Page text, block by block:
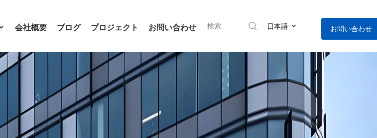
会社概要 ブログ プロジェクト お問い合わせ 日本語 お問い合わせ